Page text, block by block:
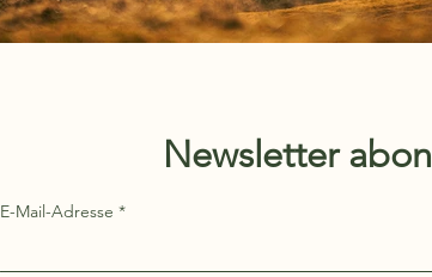
Newsletter
E-Mail-Adresse